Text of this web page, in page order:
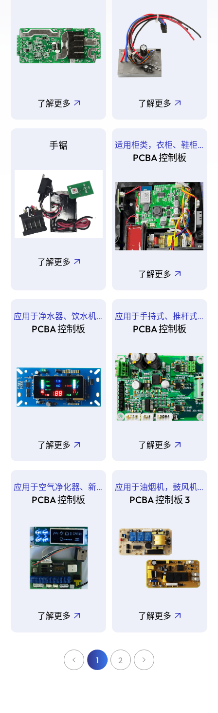
了解更多 了解更多
手锯
了解更多
适用柜类，衣柜、鞋柜、橱柜等
PCBA 控制板
了解更多
应用于净水器、饮水机，商用机型、家用机型
PCBA 控制板
了解更多
应用于手持式、推杆式吸尘器、扫地机等
PCBA 控制板
了解更多
应用于空气净化器、新风机等
PCBA 控制板
了解更多
应用于油烟机，鼓风机等
PCBA 控制板 3
了解更多
1 2